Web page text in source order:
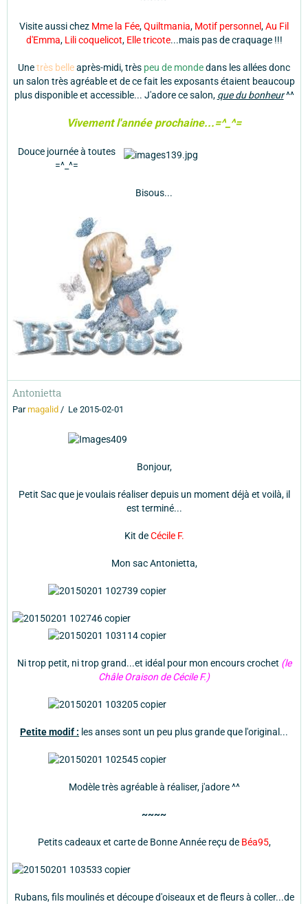
Visite aussi chez Mme la Fée,Quiltmania, Motif personnel,Au Fil
d'Emma, Lili coquelicot, Elle tricote...mais pas de craquage !!!
Unetrès belleaprès-midi, très peu de mondedans les allées donc
un salon très agréable et de ce fait les exposants étaient beaucoup
plus disponible et accessible... J'adore ce salon, que du bonheur^^
Vivement l'année prochaine...=^_^=
Douce journée à toutes
=^_^=
Bisous...
Antonietta
Parmagalid Le 2015-02-01
Bonjour,
Petit Sac que je voulais réaliser depuis un moment déjà et voilà, il
est terminé...
Kit deCécile F.
Mon sac Antonietta,
Ni trop petit, ni trop grand...et idéal pour mon encours crochet (le
Châle Oraison de Cécile F.)
Petite modif : les anses sont un peu plus grande que l'original...
Modèle très agréable à réaliser, j'adore ^^
~~~~
Petits cadeaux et carte de Bonne Année reçu de Béa95,
Rubans, fils moulinés et découpe d'oiseaux et de fleurs à coller...de